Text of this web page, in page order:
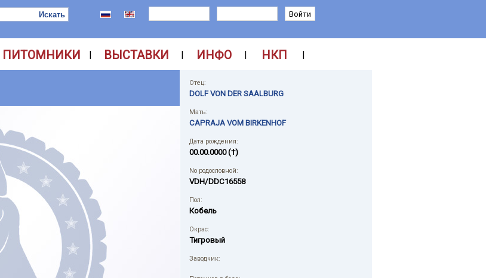
ПИТОМНИКИ | ВЫСТАВКИ | ИНФО | НКП |
Отец:
DOLF VON DER SAALBURG
Мать:
CAPRAJA VOM BIRKENHOF
Дата рождения:
00.00.0000 (†)
No родословной:
VDH/DDC16558
Пол:
Кобель
Окрас:
Тигровый
Заводчик: